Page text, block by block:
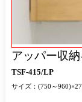
アッパー収
TSF-415/LP
サイズ：(750～